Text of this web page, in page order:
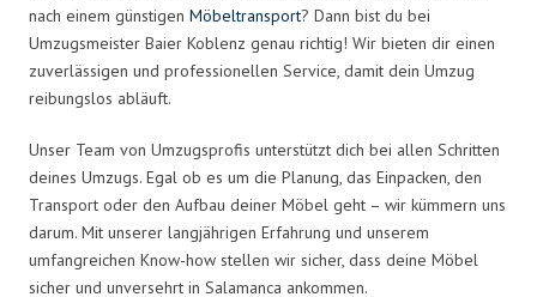
nach einem günstigen Möbeltransport? Dann bist du bei
Umzugsmeister Baier Koblenz genau richtig! Wir bieten dir einen
zuverlässigen und professionellen Service, damit dein Umzug
reibungslos abläuft.
Unser Team von Umzugsprofis unterstützt dich bei allen Schritten
deines Umzugs. Egal ob es um die Planung, das Einpacken, den
Transport oder den Aufbau deiner Möbel geht – wir kümmern uns
darum. Mit unserer langjährigen Erfahrung und unserem
umfangreichen Know-how stellen wir sicher, dass deine Möbel
sicher und unversehrt in Salamanca ankommen.